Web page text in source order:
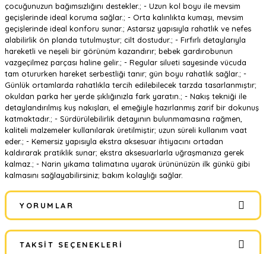
çocuğunuzun bağımsızlığını destekler.; - Uzun kol boyu ile mevsim
geçişlerinde ideal koruma sağlar.; - Orta kalınlıkta kumaşı, mevsim
geçişlerinde ideal konforu sunar.; Astarsız yapısıyla rahatlık ve nefes
alabilirlik ön planda tutulmuştur; cilt dostudur.; - Fırfırlı detaylarıyla
hareketli ve neşeli bir görünüm kazandırır; bebek gardırobunun
vazgeçilmez parçası haline gelir.; - Regular silueti sayesinde vücuda
tam otururken hareket serbestliği tanır; gün boyu rahatlık sağlar.; -
Günlük ortamlarda rahatlıkla tercih edilebilecek tarzda tasarlanmıştır;
okuldan parka her yerde şıklığınızla fark yaratın.; - Nakış tekniği ile
detaylandırılmış kuş nakışları, el emeğiyle hazırlanmış zarif bir dokunuş
katmaktadır.; - Sürdürülebilirlik detayının bulunmamasına rağmen,
kaliteli malzemeler kullanılarak üretilmiştir; uzun süreli kullanım vaat
eder.; - Kemersiz yapısıyla ekstra aksesuar ihtiyacını ortadan
kaldırarak pratiklik sunar; ekstra aksesuarlarla uğraşmanıza gerek
kalmaz.; - Narin yıkama talimatına uyarak ürününüzün ilk günkü gibi
kalmasını sağlayabilirsiniz; bakım kolaylığı sağlar.
YORUMLAR
TAKSIT SEÇENEKLERI